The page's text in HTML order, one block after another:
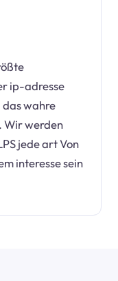
ip-adresse
das wahre
Wir werden
jede art Von
interesse sein